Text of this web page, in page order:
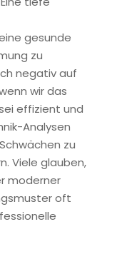
gesunde
zu
negativ auf
wir das
effizient und
Analysen
zu
Viele glauben,
moderner
oft